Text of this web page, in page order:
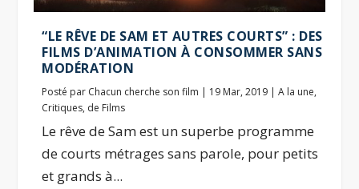
“LE RÊVE DE SAM ET AUTRES COURTS” : DES
FILMS D’ANIMATION À CONSOMMER SANS
MODÉRATION
Posté par Chacun cherche son film | 19 Mar, 2019 |A la une,
Critiques, de Films
Le rêve de Sam est un superbe programme
de courts métrages sans parole, pour petits
et grands à...